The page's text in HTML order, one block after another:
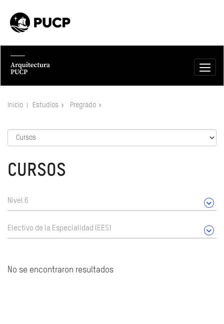
Inicio Estudios Pregrado
CURSOS
Nivel 6
Electivo de la Especialidad (EES)
No se encontraron resultados